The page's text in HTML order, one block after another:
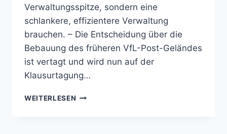
Verwaltungsspitze, sondern eine
schlankere, effizientere Verwaltung
brauchen. – Die Entscheidung über die
Bebauung des früheren VfL-Post-Geländes
ist vertagt und wird nun auf der
Klausurtagung…
WEITERLESEN GUTE